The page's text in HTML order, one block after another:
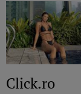
Click.ro